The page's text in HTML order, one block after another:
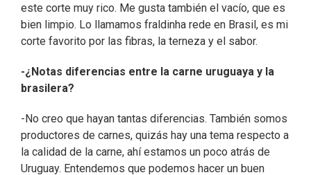
este corte muy rico. Me gusta también el vacío, que es
bien limpio. Lo llamamos fraldinha rede en Brasil, es mi
corte favorito por las fibras, la terneza y el sabor.
-¿Notas diferencias entre la carne uruguaya y la
brasilera?
-No creo que hayan tantas diferencias. También somos
productores de carnes, quizás hay una tema respecto a
la calidad de la carne, ahí estamos un poco atrás de
Uruguay. Entendemos que podemos hacer un buen